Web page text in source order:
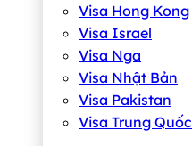
Visa Hong Kong
Visa Israel
Visa Nga
Visa Nhật Bản
Visa Pakistan
Visa Trung Quốc